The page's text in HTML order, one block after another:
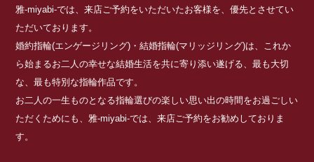
雅-miyabi-では、来店ご予約をいただいたお客様を、優先とさせてい
ただいております。
婚約指輪(エンゲージリング)・結婚指輪(マリッジリング)は、これか
ら始まるお二人の幸せな結婚生活を共に寄り添い遂げる、最も大切
な、最も特別な指輪作品です。
お二人の一生ものとなる指輪選びの楽しい思い出の時間をお過ごしい
ただくためにも、雅-miyabi-では、来店ご予約をお勧めしておりま
す。